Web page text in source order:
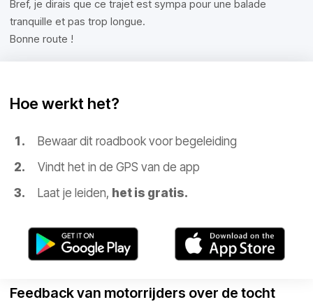
Bref, je dirais que ce trajet est sympa pour une balade
tranquille et pas trop longue.
Bonne route !
Hoe werkt het?
Bewaar dit roadbook voor begeleiding
Vindt het in de GPS van de app
Laat je leiden, het is gratis.
Feedback van motorrijders over de tocht